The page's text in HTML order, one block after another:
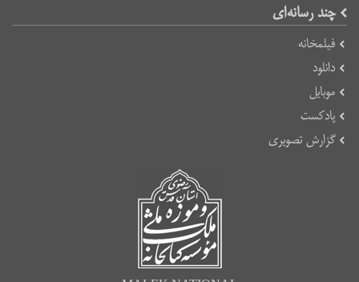
چند رسانه‌ای
فیلمخانه
دانلود
موبایل
پادکست
گزارش تصویری